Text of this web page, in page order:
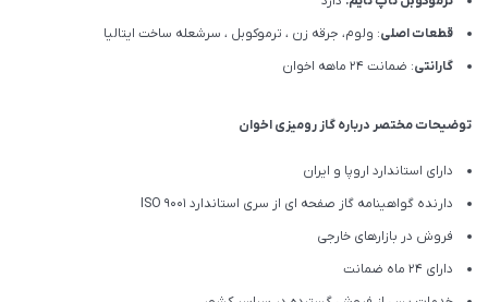
قطعات اصلی: ولوم، جرقه زن ، ترموکوبل ، سرشعله ساخت ایتالیا
گارانتی: ضمانت ۲۴ ماهه اخوان
توضیحات مختصر درباره گاز رومیزی اخوان
دارای استاندارد اروپا و ایران
دارنده گواهینامه گاز صفحه ای از سری استاندارد ISO 9001
فروش در بازارهای خارجی
دارای 24 ماه ضمانت